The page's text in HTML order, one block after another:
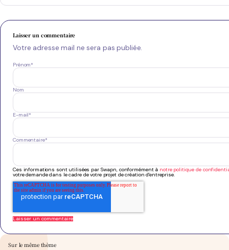
Laisser un commentaire
Votre adresse mail ne sera pas publiée.
Prénom*
Nom
E-mail*
Commentaire*
Ces informations sont utilisées par Swapn, conformément à notre politique de
votre demande dans le cadre de votre projet de création d'entreprise.
Sur le même thème